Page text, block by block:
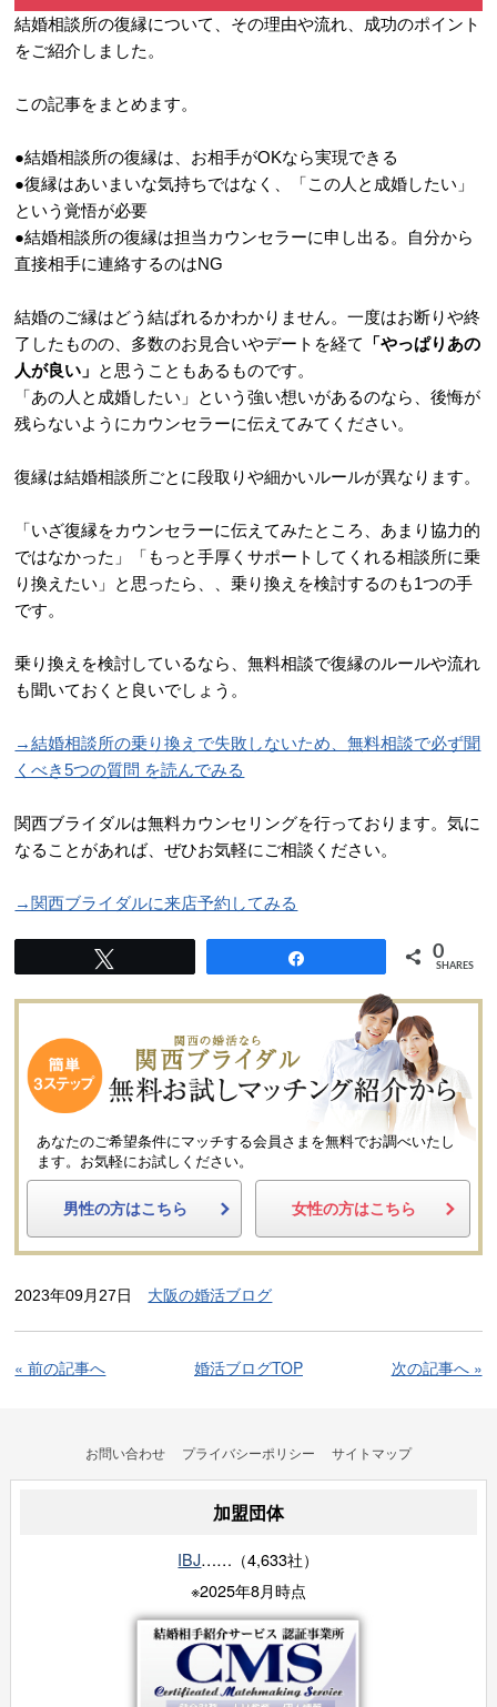
結婚相談所の復縁について、その理由や流れ、成功のポイント
をご紹介しました。
この記事をまとめます。
●結婚相談所の復縁は、お相手がOKなら実現できる
●復縁はあいまいな気持ちではなく、「この人と成婚したい」
という覚悟が必要
●結婚相談所の復縁は担当カウンセラーに申し出る。自分から
直接相手に連絡するのはNG
結婚のご縁はどう結ばれるかわかりません。一度はお断りや終
了したものの、多数のお見合いやデートを経て
「やっぱりあの
人が良い」 と思うこともあるものです。
「あの人と成婚したい」という強い想いがあるのなら、後悔が
残らないようにカウンセラーに伝えてみてください。
復縁は結婚相談所ごとに段取りや細かいルールが異なります。
「いざ復縁をカウンセラーに伝えてみたところ、あまり協力的
ではなかった」「もっと手厚くサポートしてくれる相談所に乗
り換えたい」と思ったら、、乗り換えを検討するのも1つの手
です。
乗り換えを検討しているなら、無料相談で復縁のルールや流れ
も聞いておくと良いでしょう。
→結婚相談所の乗り換えで失敗しないため、無料相談で必ず聞
くべき5つの質問 を読んでみる
関西ブライダルは無料カウンセリングを行っております。気に
なることがあれば、ぜひお気軽にご相談ください。
→関西ブライダルに来店予約してみる
0
SHARES
あなたのご希望条件にマッチする会員さまを無料でお調べいたし
ます。
お気軽にお試しください。
男性の方はこちら 女性の方はこちら
2023年09月27日 大阪の婚活ブログ
« 前の記事へ 婚活ブログTOP 次の記事へ »
お問い合わせ プライバシーポリシー サイトマップ
加盟団体
IBJ……（4,633社）
※2025年8月時点